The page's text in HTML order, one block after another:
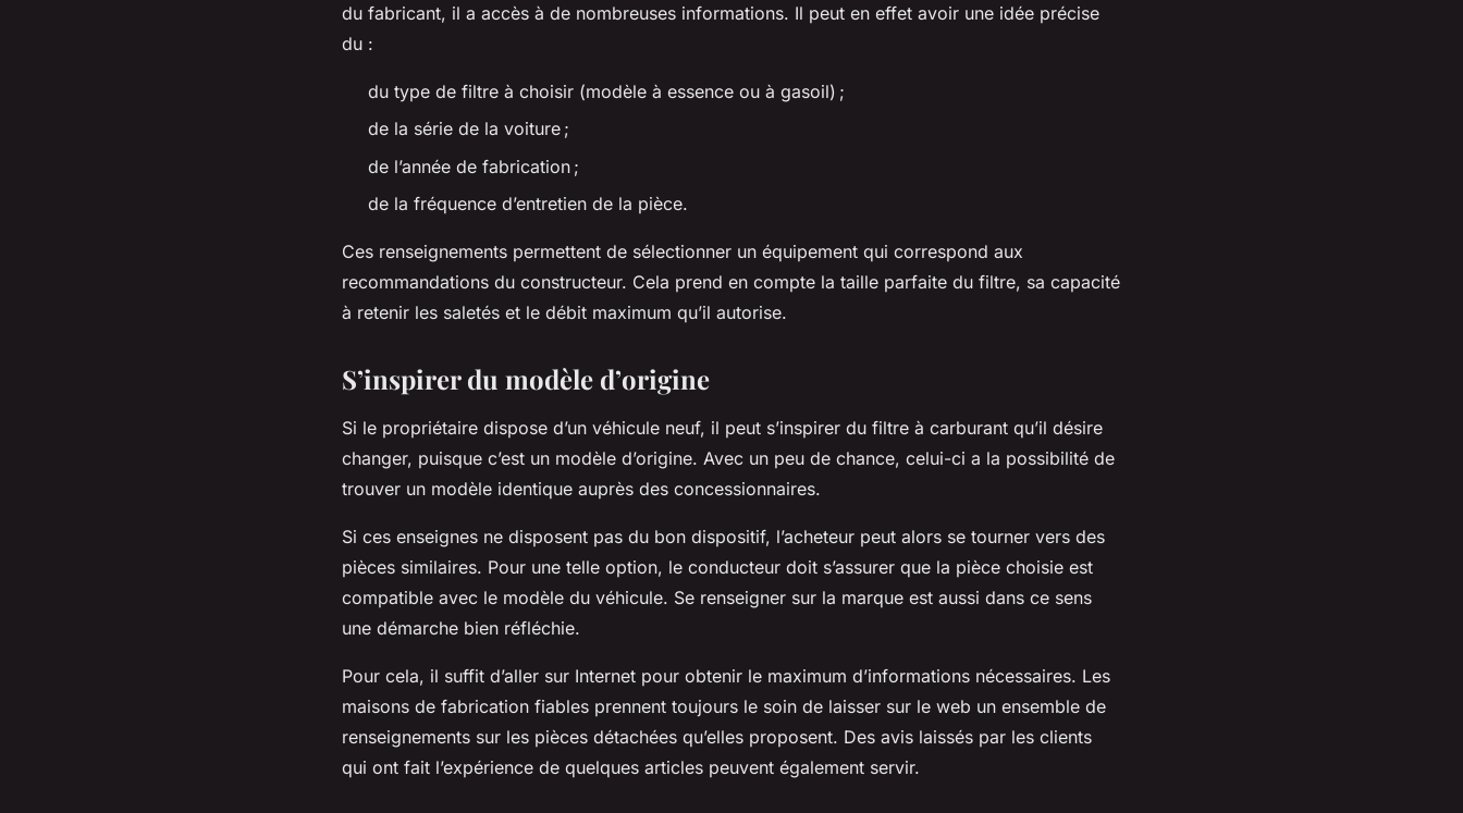
du fabricant, il a accès à de nombreuses informations. Il peut en effet avoir une idée précise
du :
du type de filtre à choisir (modèle à essence ou à gasoil) ;
de la série de la voiture ;
de l’année de fabrication ;
de la fréquence d’entretien de la pièce.
Ces renseignements permettent de sélectionner un équipement qui correspond aux
recommandations du constructeur. Cela prend en compte la taille parfaite du filtre, sa capacité
à retenir les saletés et le débit maximum qu’il autorise.
S’inspirer du modèle d’origine
Si le propriétaire dispose d’un véhicule neuf, il peut s’inspirer du filtre à carburant qu’il désire
changer, puisque c’est un modèle d’origine. Avec un peu de chance, celui-ci a la possibilité de
trouver un modèle identique auprès des concessionnaires.
Si ces enseignes ne disposent pas du bon dispositif, l’acheteur peut alors se tourner vers des
pièces similaires. Pour une telle option, le conducteur doit s’assurer que la pièce choisie est
compatible avec le modèle du véhicule. Se renseigner sur la marque est aussi dans ce sens
une démarche bien réfléchie.
Pour cela, il suffit d’aller sur Internet pour obtenir le maximum d’informations nécessaires. Les
maisons de fabrication fiables prennent toujours le soin de laisser sur le web un ensemble de
renseignements sur les pièces détachées qu’elles proposent. Des avis laissés par les clients
qui ont fait l’expérience de quelques articles peuvent également servir.